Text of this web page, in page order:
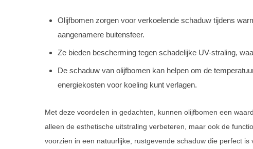
Olijfbomen zorgen voor verkoelende schaduw tijdens
aangenamere buitensfeer.
Ze bieden bescherming tegen schadelijke UV-straling,
De schaduw van olijfbomen kan helpen om de
energiekosten voor koeling kunt verlagen.
Met deze voordelen in gedachten, kunnen olijfbomen een
alleen de esthetische uitstraling verbeteren, maar ook de
voorzien in een natuurlijke, rustgevende schaduw die perfect